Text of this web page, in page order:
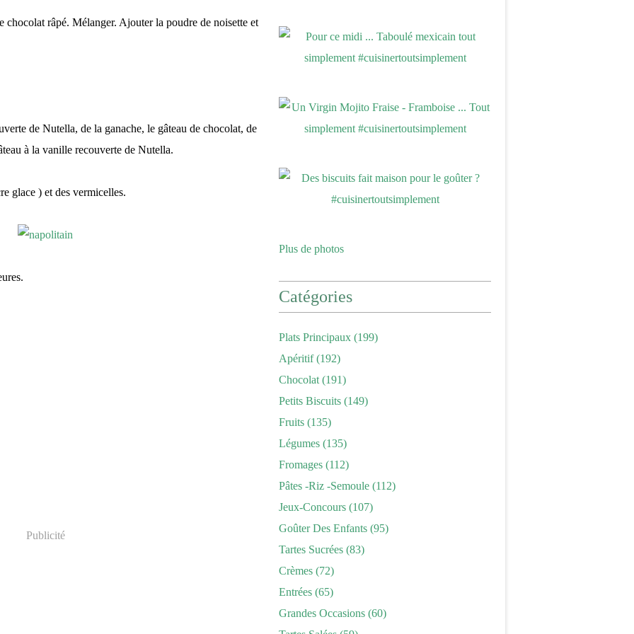
râpé. Mélanger. Ajouter la poudre de noisette et
de Nutella, de la ganache, le gâteau de chocolat, de
à la vanille recouverte de Nutella.
glace ) et des vermicelles.
Publicité
Plus de photos
Catégories
Plats Principaux (199)
Apéritif(192)
Chocolat (191)
Petits Biscuits (149)
Fruits (135)
Légumes (135)
Fromages (112)
Pâtes -riz -semoule (112)
Jeux-Concours (107)
Goûter Des Enfants (95)
Tartes Sucrées (83)
Crèmes (72)
Entrées (65)
Grandes Occasions (60)